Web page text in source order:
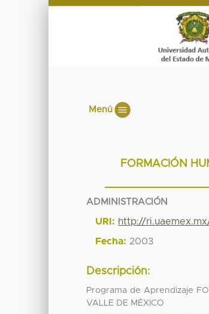
Menú
FORMACIÓN
ADMINISTRACIÓN
URI: http://
Fecha: 2003
Descripción:
Programa de Aprendizaje
VALLE DE MÉXICO